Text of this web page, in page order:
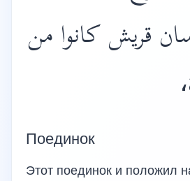
قريش كانوا من
Поединок
Этот поединок и положил